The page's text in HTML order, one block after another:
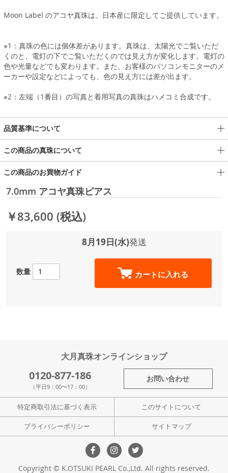
Moon Label のアコヤ真珠は、日本産に限定してご提供しています。
※1：真珠の色には個体差があります。真珠は、太陽光でご覧いただ
くのと、電灯の下でご覧いただくのでは見え方が変化します。電灯の
色や光量などでも変わります。また、お客様のパソコンモニターのメ
ーカーや設定などによっても、色の見え方には差が出ます。
※2：左端（1番目）の写真と着用写真の真珠はハメコミ合成です。
品質基準について
この商品の真珠について
この商品のお買物ガイド
7.0mm アコヤ真珠ピアス
￥83,600 (税込)
8月19日(水)発送
数量 カートに入れる
大月真珠オンラインショップ
0120-877-186
（平日9：00〜17：00）
お問い合わせ
特定商取引法に基づく表示 このサイトについて
プライバシーポリシー サイトマップ
Copyright © K.OTSUKI PEARL Co.,Ltd. All rights reserved.